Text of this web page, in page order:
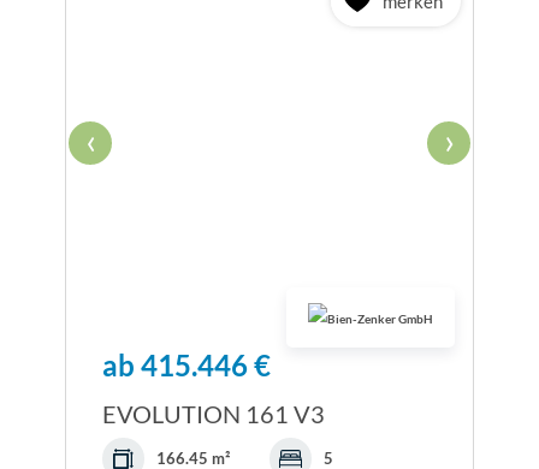
‹ ›
ab 415.446 €
EVOLUTION 161 V3
166.45 m² 5